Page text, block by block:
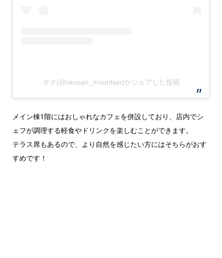
オク(@okusan_mountain)がシェアした投稿
メイン棟1階にはおしゃれなカフェを併設しており、店内でシ
ェフが調理する軽食やドリンクを楽しむことができます。
テラス席もあるので、より自然を感じたい方にはそちらがおす
すめです！